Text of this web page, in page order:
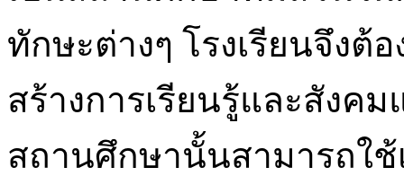
ทักษะต่างๆ โรงเรียนจึงต้
สร้างการเรียนรู้และสังค
สถานศึกษานั้นสามารถใช้